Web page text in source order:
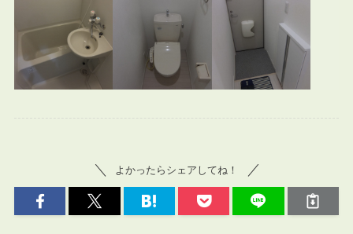
よかったらシェアしてね！